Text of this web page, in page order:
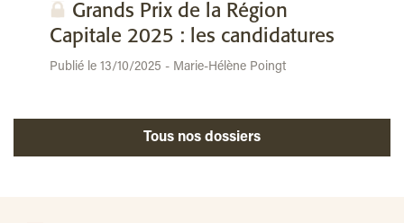
Grands Prix de la Région
Capitale 2025 : les candidatures
Publié le 13/10/2025 - Marie-Hélène Poingt
Tous nos dossiers